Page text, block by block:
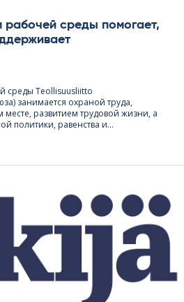
среды помогает,
среды Teol­li­suus­liitto
занимается охраной труда,
развитием трудовой жизни, а
политики, равенства и...